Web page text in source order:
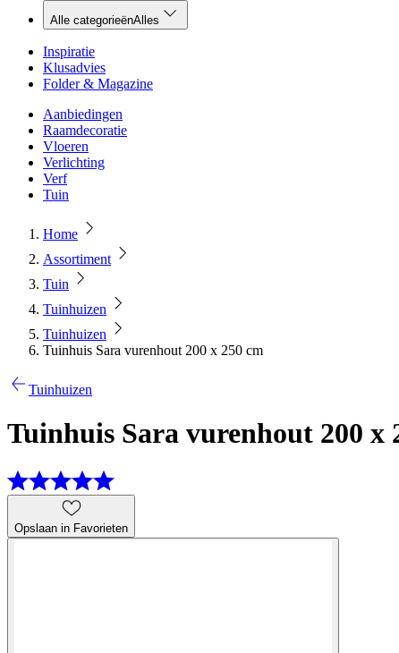
Alle categorieënAlles
Inspiratie
Klusadvies
Folder & Magazine
Aanbiedingen
Raamdecoratie
Vloeren
Verlichting
Verf
Tuin
Home
Assortiment
Tuin
Tuinhuizen
Tuinhuizen
Tuinhuis Sara vurenhout 200 x 250 cm
Tuinhuizen
Tuinhuis Sara vurenhout 200 x
Opslaan in Favorieten